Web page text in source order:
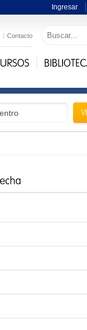
Ingresar
Contacto